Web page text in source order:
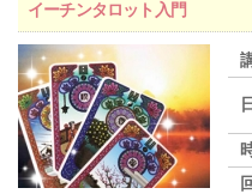
イーチンタロット入門